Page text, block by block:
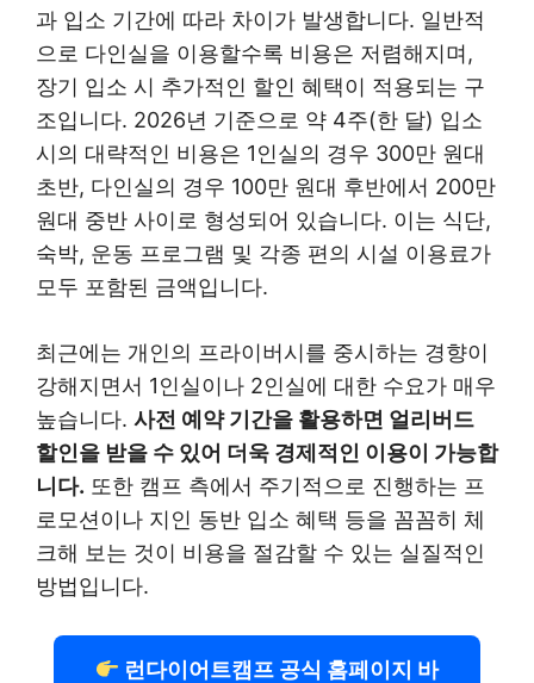
과 입소 기간에 따라 차이가 발생합니다. 일반적
으로 다인실을 이용할수록 비용은 저렴해지며,
장기 입소 시 추가적인 할인 혜택이 적용되는 구
조입니다. 2026년 기준으로 약 4주(한 달) 입소
시의 대략적인 비용은 1인실의 경우 300만 원대
초반, 다인실의 경우 100만 원대 후반에서 200만
원대 중반 사이로 형성되어 있습니다. 이는 식단,
숙박, 운동 프로그램 및 각종 편의 시설 이용료가
모두 포함된 금액입니다.
최근에는 개인의 프라이버시를 중시하는 경향이
강해지면서 1인실이나 2인실에 대한 수요가 매우
높습니다. 사전 예약 기간을 활용하면 얼리버드
할인을 받을 수 있어 더욱 경제적인 이용이 가능합
니다. 또한 캠프 측에서 주기적으로 진행하는 프
로모션이나 지인 동반 입소 혜택 등을 꼼꼼히 체
크해 보는 것이 비용을 절감할 수 있는 실질적인
방법입니다.
런다이어트캠프 공식 홈페이지 바